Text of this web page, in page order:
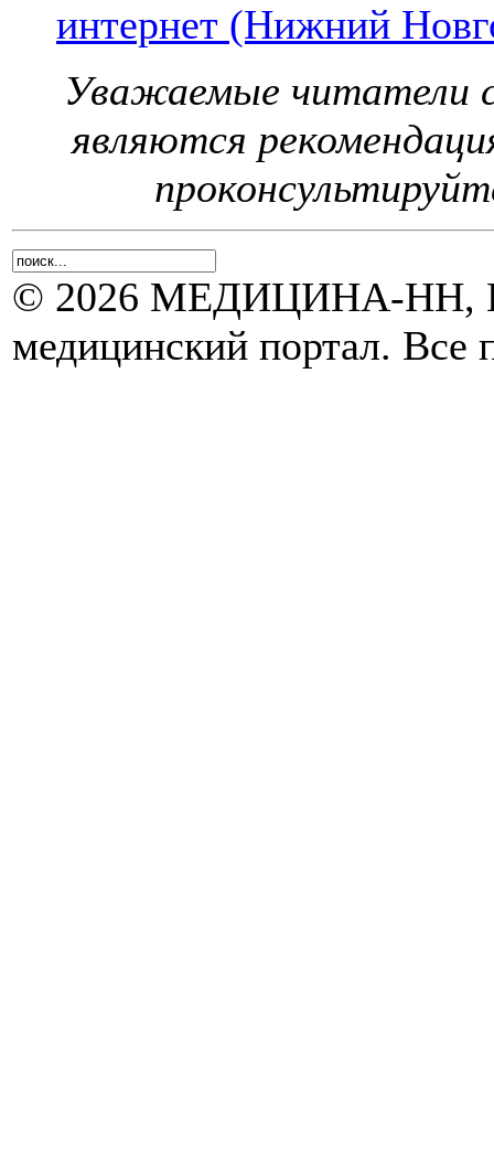
интернет (Нижний
Уважаемые читатели
являются
© 2026 МЕДИЦИНА-НН,
медицинский портал. Все